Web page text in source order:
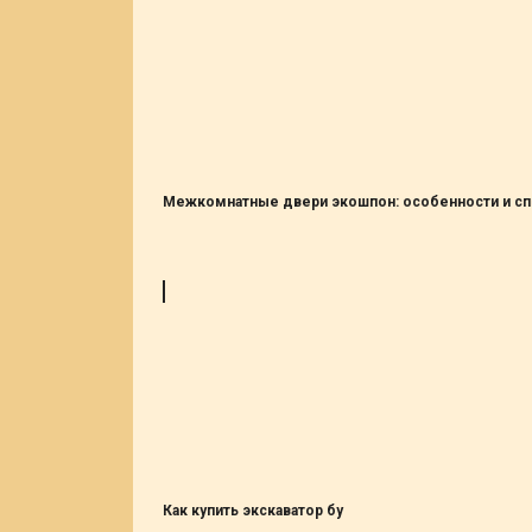
Межкомнатные двери экошпон: особенности и
Как купить экскаватор бу